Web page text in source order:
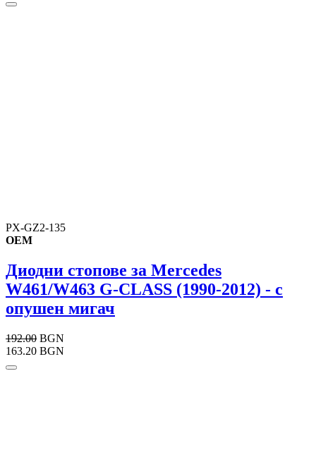
PX-GZ2-135
OEM
Диодни стопове за Mercedes
W461/W463 G-CLASS (1990-2012) - с
опушен мигач
192.00 BGN
163.20 BGN